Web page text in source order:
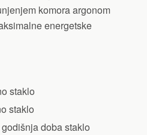
komora argonom
energetske
staklo
staklo
doba staklo